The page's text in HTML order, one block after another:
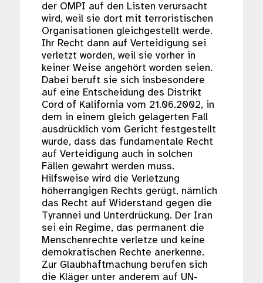
der OMPI auf den Listen verursacht
wird, weil sie dort mit terroristischen
Organisationen gleichgestellt werde.
Ihr Recht dann auf Verteidigung sei
verletzt worden, weil sie vorher in
keiner Weise angehört worden seien.
Dabei beruft sie sich insbesondere
auf eine Entscheidung des Distrikt
Cord of Kalifornia vom 21.06.2002, in
dem in einem gleich gelagerten Fall
ausdrücklich vom Gericht festgestellt
wurde, dass das fundamentale Recht
auf Verteidigung auch in solchen
Fällen gewahrt werden muss.
Hilfsweise wird die Verletzung
höherrangigen Rechts gerügt, nämlich
das Recht auf Widerstand gegen die
Tyrannei und Unterdrückung. Der Iran
sei ein Regime, das permanent die
Menschenrechte verletze und keine
demokratischen Rechte anerkenne.
Zur Glaubhaftmachung berufen sich
die Kläger unter anderem auf UN-